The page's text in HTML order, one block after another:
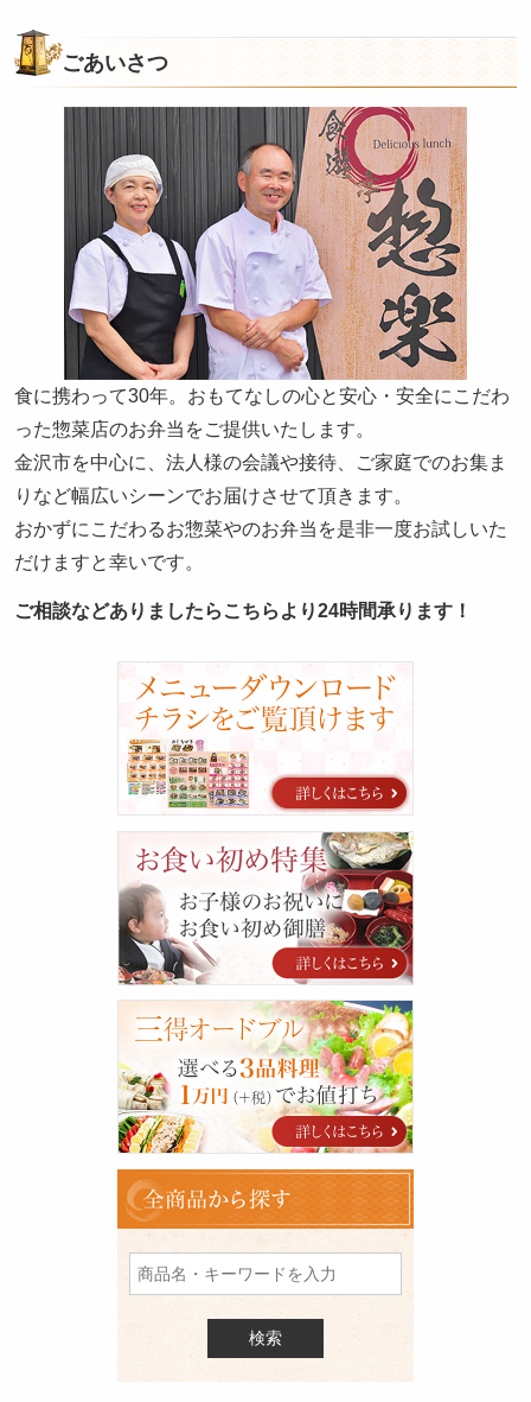
意
見
ごあいさつ
食に携わって30年。おもてなしの心と安心・安全にこだわ
った惣菜店のお弁当をご提供いたします。
金沢市を中心に、法人様の会議や接待、ご家庭でのお集ま
りなど幅広いシーンでお届けさせて頂きます。
おかずにこだわるお惣菜やのお弁当を是非一度お試しいた
だけますと幸いです。
ご相談などありましたらこちらより24時間承ります！
カ
ロ
グ
い
初
め
特
集
得
オ
ー
ド
ブ
ル
全
商
品
を